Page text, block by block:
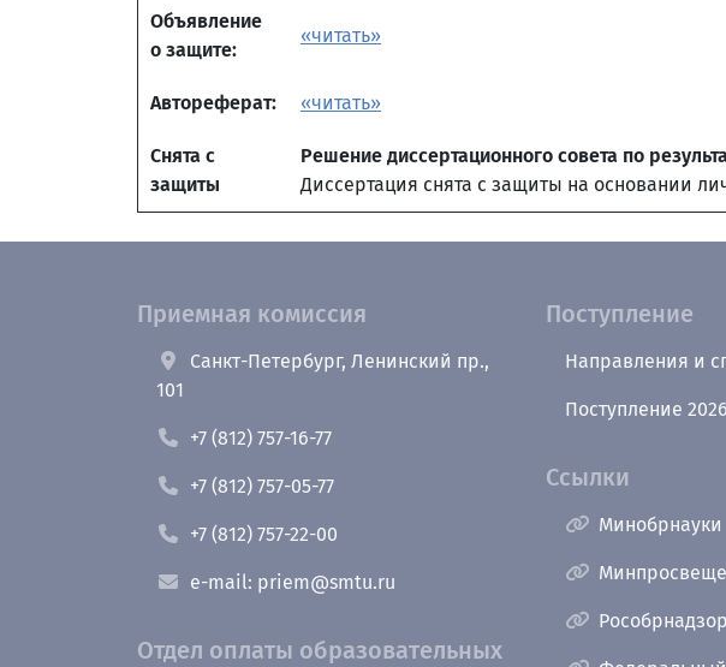
Объявление
о защите:
«читать»
Автореферат: «читать»
Снята с
защиты
Решение диссертационного совета по
Диссертация снята с защиты на основании
Приемная комиссия
Санкт-Петербург, Ленинский пр.,
101
+7 (812) 757-16-77
+7 (812) 757-05-77
+7 (812) 757-22-00
e-mail: priem@smtu.ru
Отдел оплаты образовательных
Поступление
Направления и
Поступление 2026
Ссылки
Минобрнауки
Рособрнадзор